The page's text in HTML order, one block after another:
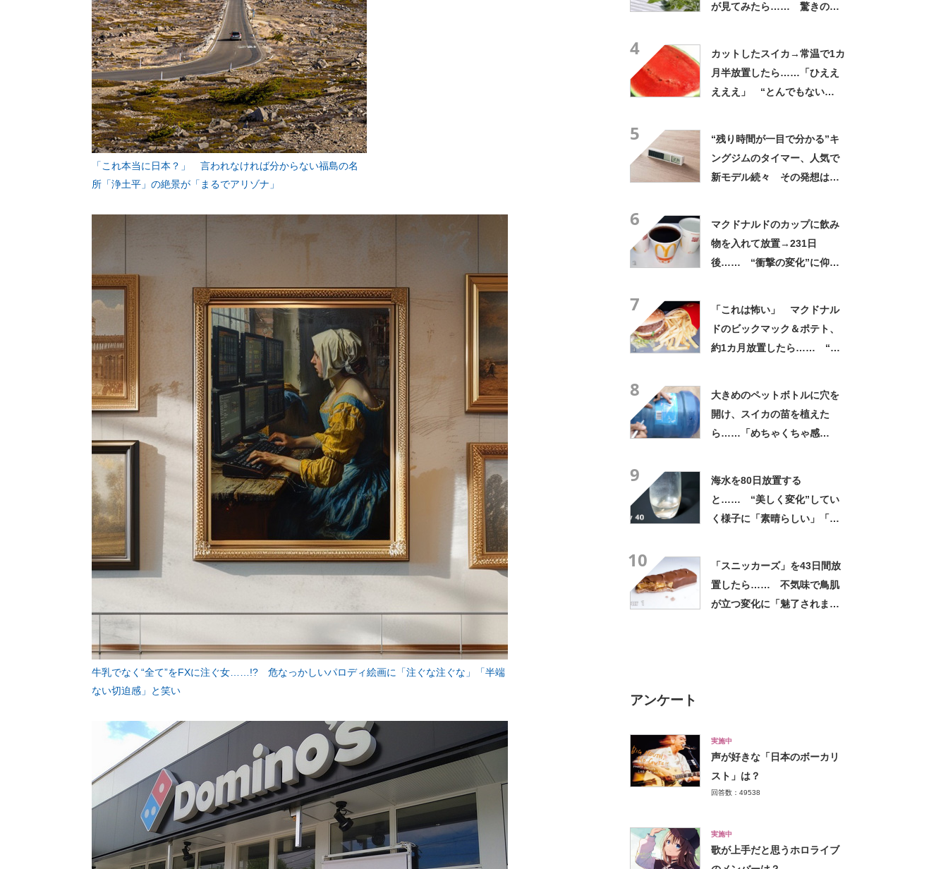
「これ本当に日本？」 言われなければ分からない福島の名
所「浄土平」の絶景が「まるでアリゾナ」
牛乳でなく“全て”をFXに注ぐ女……!? 危なっかしいパロディ絵画に「注ぐな注ぐな」「半端
ない切迫感」と笑い
が見てみたら…… 驚きの光
4
カットしたスイカ→常温で1カ
月半放置したら……「ひええ
えええ」 “とんでもない
5
“残り時間が一目で分かる”キ
ングジムのタイマー、人気で
新モデル続々 その発想はど
6
マクドナルドのカップに飲み
物を入れて放置→231日
後…… “衝撃の変化”に仰
7
「これは怖い」 マクドナル
ドのビックマック＆ポテト、
約1カ月放置したら…… “と
8
大きめのペットボトルに穴を
開け、スイカの苗を植えた
ら……「めちゃくちゃ感
9
海水を80日放置する
と…… “美しく変化”してい
く様子に「素晴らしい」「興
10
「スニッカーズ」を43日間放
置したら…… 不気味で鳥肌
が立つ変化に「魅了されまし
アンケート
実施中
声が好きな「日本のボーカリ
スト」は？
回答数：49538
実施中
歌が上手だと思うホロライブ